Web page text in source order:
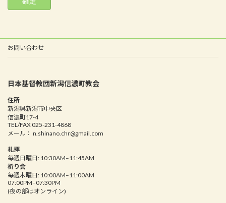
お問い合わせ
日本基督教団新潟信濃町教会
住所
新潟県新潟市中央区
信濃町17-4
TEL/FAX 025-231-4868
メール： n.shinano.chr@gmail.com
礼拝
毎週日曜日: 10:30AM–11:45AM
祈り会
毎週木曜日: 10:00AM–11:00AM
07:00PM–07:30PM
(夜の部はオンライン)